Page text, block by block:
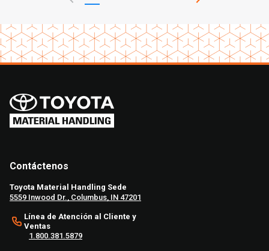
Contáctenos
Toyota Material Handling Sede
5559 Inwood Dr., Columbus, IN 47201
Línea de Atención al Cliente y
Ventas
1.800.381.5879